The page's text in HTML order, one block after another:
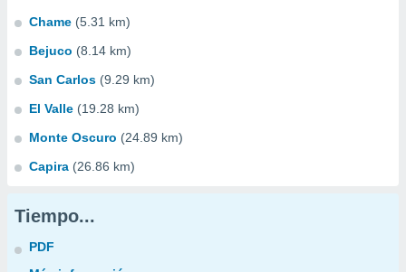
Chame (5.31 km)
Bejuco (8.14 km)
San Carlos (9.29 km)
El Valle (19.28 km)
Monte Oscuro (24.89 km)
Capira (26.86 km)
Tiempo...
PDF